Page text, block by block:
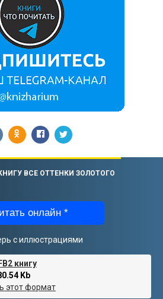
ВСЕ ОТТЕНКИ ЗОЛОТОГО
онлайн *
с иллюстрациями
книгу
Kb
этот формат